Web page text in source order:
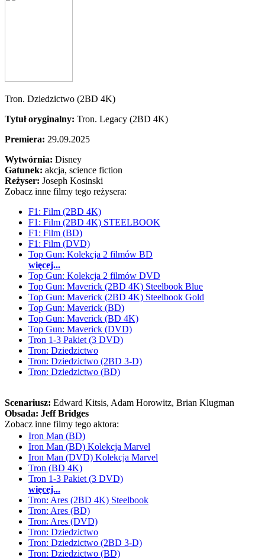
Tron. Dziedzictwo (2BD 4K)
Tytuł oryginalny: Tron. Legacy (2BD 4K)
Premiera: 29.09.2025
Wytwórnia: Disney
Gatunek: akcja, science fiction
Reżyser: Joseph Kosinski
Zobacz inne filmy tego reżysera:
F1: Film (2BD 4K)
F1: Film (2BD 4K) STEELBOOK
F1: Film (BD)
F1: Film (DVD)
Top Gun: Kolekcja 2 filmów BD
więcej...
Top Gun: Kolekcja 2 filmów DVD
Top Gun: Maverick (2BD 4K) Steelbook Blue
Top Gun: Maverick (2BD 4K) Steelbook Gold
Top Gun: Maverick (BD)
Top Gun: Maverick (BD 4K)
Top Gun: Maverick (DVD)
Tron 1-3 Pakiet (3 DVD)
Tron: Dziedzictwo
Tron: Dziedzictwo (2BD 3-D)
Tron: Dziedzictwo (BD)
Scenariusz: Edward Kitsis, Adam Horowitz, Brian Klugman
Obsada: Jeff Bridges
Zobacz inne filmy tego aktora:
Iron Man (BD)
Iron Man (BD) Kolekcja Marvel
Iron Man (DVD) Kolekcja Marvel
Tron (BD 4K)
Tron 1-3 Pakiet (3 DVD)
więcej...
Tron: Ares (2BD 4K) Steelbook
Tron: Ares (BD)
Tron: Ares (DVD)
Tron: Dziedzictwo
Tron: Dziedzictwo (2BD 3-D)
Tron: Dziedzictwo (BD)